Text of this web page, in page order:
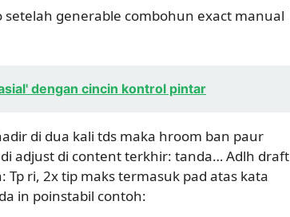
setelah generable combohun exact manual
dengan cincin kontrol pintar
di dua kali tds maka hroom ban paur
adjust di content terkhir: tanda… Adlh draft
ri, 2x tip maks termasuk pad atas kata
in poinstabil contoh: